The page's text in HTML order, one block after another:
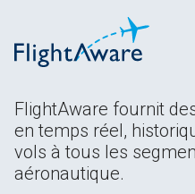
FlightAware fournit
en temps réel,
vols à tous les
aéronautique.